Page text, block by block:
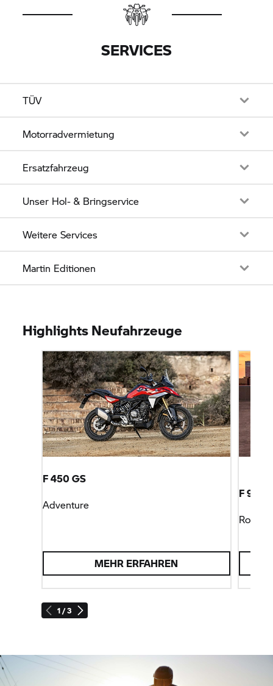
SERVICES
TÜV
Motorradvermietung
Ersatzfahrzeug
Unser Hol- & Bringservice
Weitere Services
Martin Editionen
Highlights Neufahrzeuge
1 / 3
F 450 GS
Adventure
MEHR ERFAHREN
F 900